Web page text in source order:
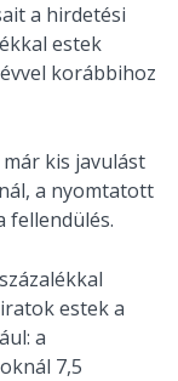
a hirdetési
estek
korábbihoz
kis javulást
a nyomtatott
fellendülés.
estek a
a
7,5